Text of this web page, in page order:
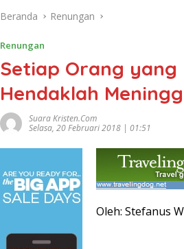
Beranda Renungan
Renungan
Setiap Orang yang
Hendaklah
Suara Kristen.com
Selasa, 20 Februari 2018 | 01:51
Oleh: Stefanus